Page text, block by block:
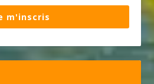
m'inscris